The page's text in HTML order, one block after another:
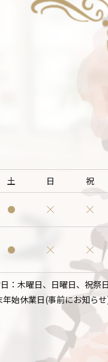
土 日
祝
：木曜日、日曜日、祝祭
年始休業日(事前にお知ら